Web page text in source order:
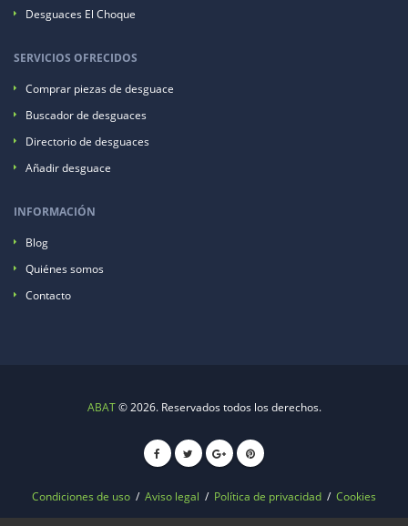
Desguaces El Choque
SERVICIOS OFRECIDOS
Comprar piezas de desguace
Buscador de desguaces
Directorio de desguaces
Añadir desguace
INFORMACIÓN
Blog
Quiénes somos
Contacto
ABAT© 2026. Reservados todos los derechos.
Condiciones de uso / Aviso legal / Política de privacidad / Cookies